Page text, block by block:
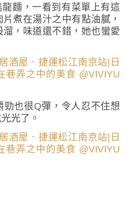
麵，一看到有菜單上有這
煮在湯汁之中有點油膩，
，味道還不錯，她也蠻愛
勁也很Q彈，令人忍不住想
光了。